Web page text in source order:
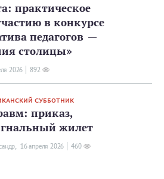
практическое
в конкурсе
педагогов —
столицы»
2026 892
СУББОТНИК
приказ,
жилет
16 апреля 2026 460